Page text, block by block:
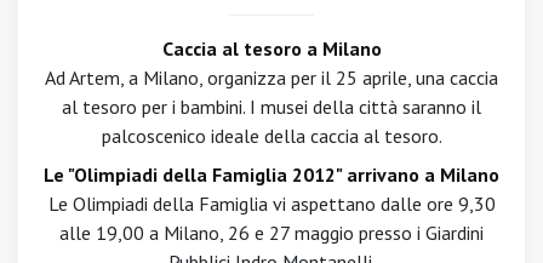
Caccia al tesoro a Milano
Ad Artem, a Milano, organizza per il 25 aprile, una caccia
al tesoro per i bambini. I musei della città saranno il
palcoscenico ideale della caccia al tesoro.
Le "Olimpiadi della Famiglia 2012" arrivano a Milano
Le Olimpiadi della Famiglia vi aspettano dalle ore 9,30
alle 19,00 a Milano, 26 e 27 maggio presso i Giardini